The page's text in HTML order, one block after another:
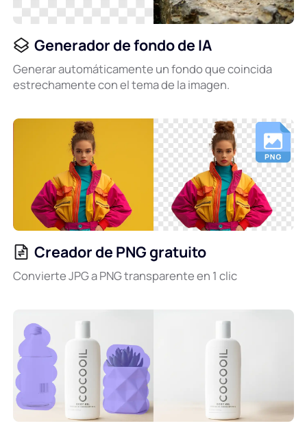
Generador de fondo de IA
Generar automáticamente un fondo que coincida
estrechamente con el tema de la imagen.
Creador de PNG gratuito
Convierte JPG a PNG transparente en 1 clic